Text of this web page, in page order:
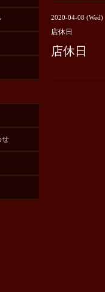
2020-04-08 (Wed)
店休日
店休日
せ